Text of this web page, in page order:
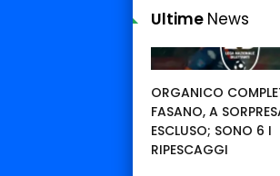
Ultime News
ORGANICO
FASANO, A
ESCLUSO; SONO 6 I
RIPESCAGGI